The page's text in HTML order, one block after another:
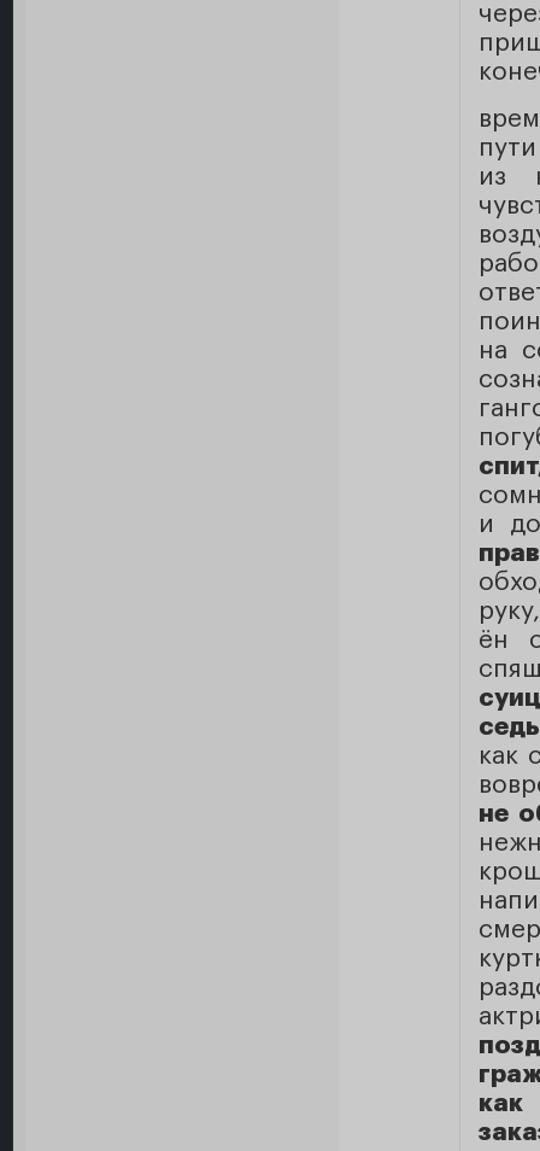
из
на
и
ён
как
не
как